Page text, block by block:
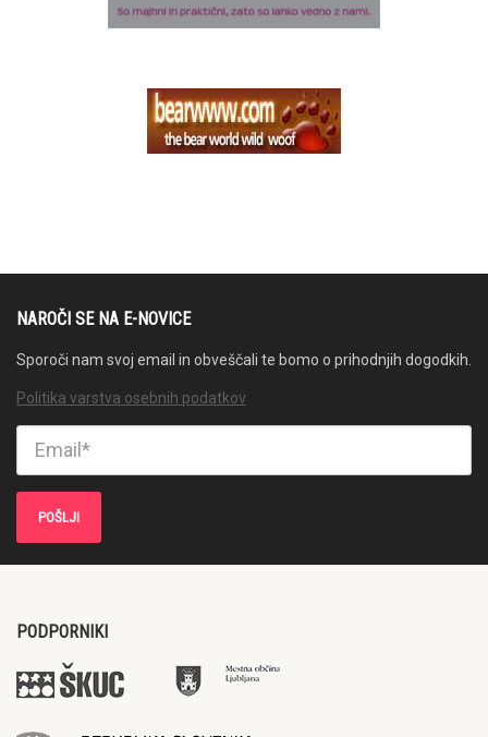
NAROČI SE NA E-NOVICE
Sporoči nam svoj email in obveščali te bomo o prihodnjih dogodkih.
Politika varstva osebnih podatkov
PODPORNIKI